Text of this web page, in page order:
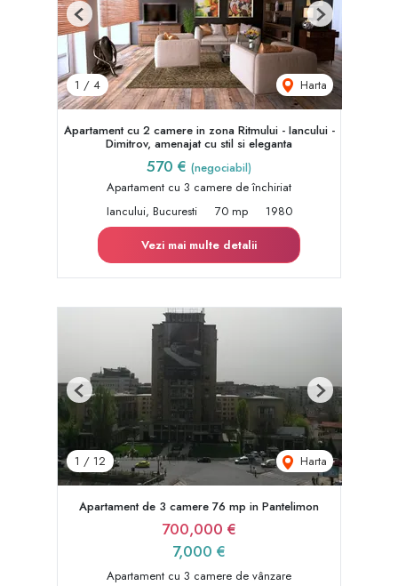
1 / 4 Harta
Previous Next
Apartament cu 2 camere in zona Ritmului - Iancului -
Dimitrov, amenajat cu stil si eleganta
570 € (negociabil)
Apartament cu 3 camere de închiriat
Iancului, Bucuresti
70 mp
1980
Vezi mai multe detalii
1 / 12 Harta
Previous Next
Apartament de 3 camere 76 mp in Pantelimon
700,000 €
7,000 €
Apartament cu 3 camere de vânzare